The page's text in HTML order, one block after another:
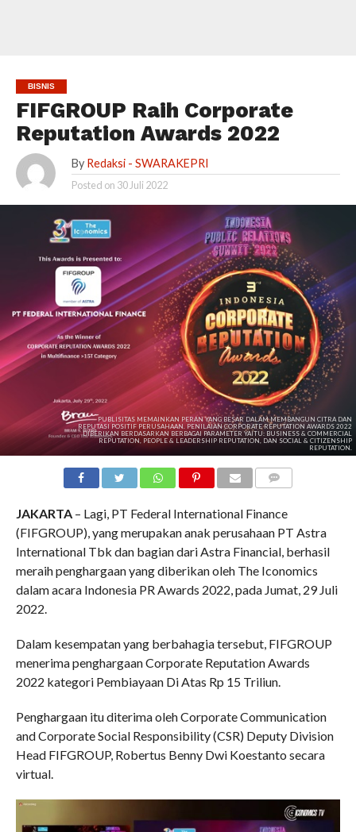
BISNIS
FIFGROUP Raih Corporate
Reputation Awards 2022
By Redaksi - SWARAKEPRI
Posted on 30 Juli 2022
PUBLISITAS MEMAINKAN PERAN YANG BESAR DALAM MEMBANGUN CITRA DAN
REPUTASI POSITIF PERUSAHAAN. PENILAIAN CORPORATE REPUTATION AWARDS 2022
DIBERIKAN BERDASARKAN BERBAGAI PARAMETER YAITU: BUSINESS & COMMERCIAL
REPUTATION, PEOPLE & LEADERSHIP REPUTATION, DAN SOCIAL & CITIZENSHIP
REPUTATION.
JAKARTA– Lagi, PT Federal International Finance
(FIFGROUP), yang merupakan anak perusahaan PT Astra
International Tbk dan bagian dari Astra Financial, berhasil
meraih penghargaan yang diberikan oleh The Iconomics
dalam acara Indonesia PR Awards 2022, pada Jumat, 29 Juli
2022.
Dalam kesempatan yang berbahagia tersebut, FIFGROUP
menerima penghargaan Corporate Reputation Awards
2022 kategori Pembiayaan Di Atas Rp 15 Triliun.
Penghargaan itu diterima oleh Corporate Communication
and Corporate Social Responsibility (CSR) Deputy Division
Head FIFGROUP, Robertus Benny Dwi Koestanto secara
virtual.